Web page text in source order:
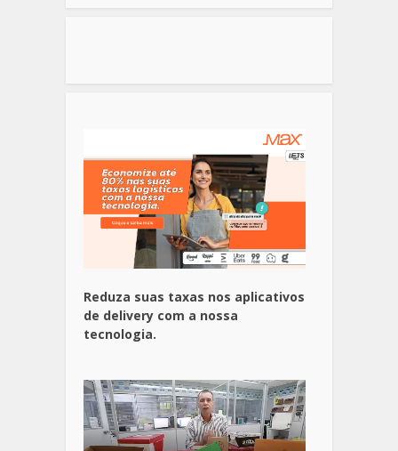
Reduza suas taxas nos aplicativos
de delivery com a nossa
tecnologia.